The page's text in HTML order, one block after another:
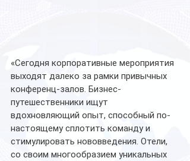
«Сегодня корпоративные мероприятия
выходят далеко за рамки привычных
конференц-залов. Бизнес-
путешественники ищут
вдохновляющий опыт, способный по-
настоящему сплотить команду и
стимулировать нововведения. Отели,
со своим многообразием уникальных